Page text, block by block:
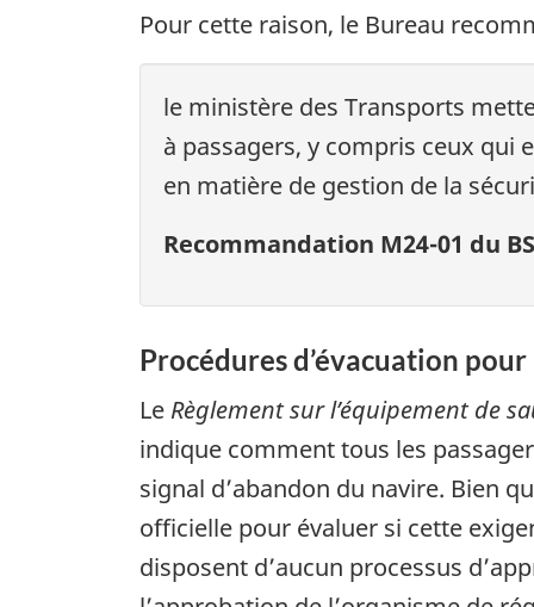
Pour cette raison, le Bureau
le ministère des Transports
à passagers, y compris ceux qui
en matière de gestion de la
Recommandation M24-01 du
Procédures d’évacuation
Le Règlement sur l’équipement de
indique comment tous les
signal d’abandon du navire. Bien
officielle pour évaluer si cette
disposent d’aucun processus